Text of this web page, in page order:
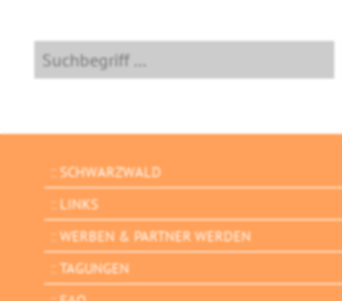
SCHWARZWALD
LINKS
WERBEN & PARTNER WERDEN
TAGUNGEN